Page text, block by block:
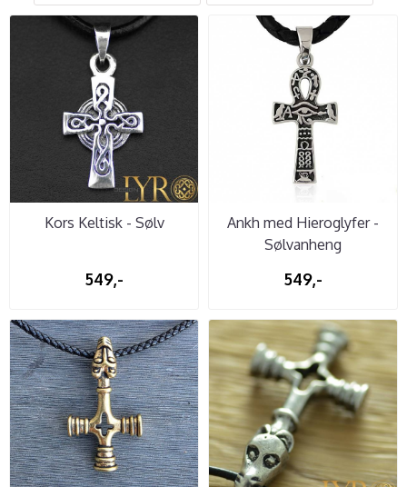
Kors Keltisk - Sølv
549,-
Ankh med Hieroglyfer -
Sølvanheng
549,-